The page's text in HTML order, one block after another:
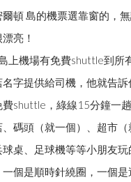
頓 島的機票選靠窗的，
亮！
上機場有免費shuttle到所
字提供給司機，他就告
費shuttle，綠線15分鐘一
碼頭（就一個）、超市（
桌、足球機等等小朋友
個是順時針繞圈，一個